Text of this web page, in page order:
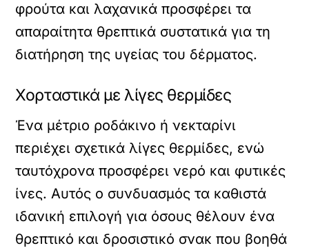
φρούτα και λαχανικά προσφέρει τα
απαραίτητα θρεπτικά συστατικά για τη
διατήρηση της υγείας του δέρματος.
Χορταστικά με λίγες θερμίδες
Ένα μέτριο ροδάκινο ή νεκταρίνι
περιέχει σχετικά λίγες θερμίδες, ενώ
ταυτόχρονα προσφέρει νερό και φυτικές
ίνες. Αυτός ο συνδυασμός τα καθιστά
ιδανική επιλογή για όσους θέλουν ένα
θρεπτικό και δροσιστικό σνακ που βοηθά